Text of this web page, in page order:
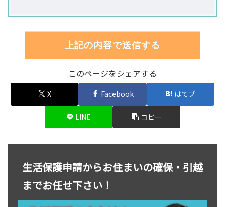
このページをシェアする
X Facebook はてブ
LINE コピー
生活保護申請からお住まいの確保・引越
までお任せ下さい！